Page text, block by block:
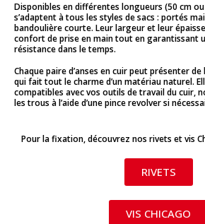
Disponibles en différentes longueurs (50 cm ou
s’adaptent à tous les styles de sacs : portés
bandoulière courte. Leur largeur et leur
confort de prise en main tout en garantissant
résistance dans le temps.
Chaque paire d’anses en cuir peut présenter
qui fait tout le charme d’un matériau naturel.
compatibles avec vos outils de travail du cuir,
les trous à l’aide d’une pince revolver si
Pour la fixation, découvrez nos rivets et vis
RIVETS
VIS CHICAGO